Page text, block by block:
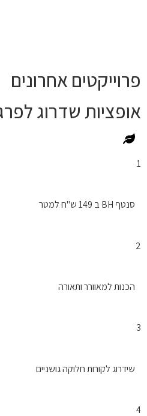
פרוייקטים אחרונים
אופציות שדרוג
1
סנטף BH ב 149 ש"ח למטר
2
הכנות למאוורר ותאורה
3
שידרוג לקורות חלוקה גושניים
4